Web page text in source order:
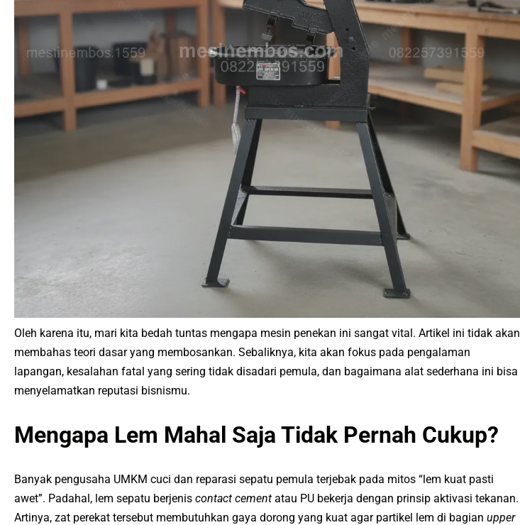
Oleh karena itu, mari kita bedah tuntas mengapa mesin penekan ini sangat vital. Artikel ini tidak akan
membahas teori dasar yang membosankan. Sebaliknya, kita akan fokus pada pengalaman
lapangan, kesalahan fatal yang sering tidak disadari pemula, dan bagaimana alat sederhana ini bisa
menyelamatkan reputasi bisnismu.
Mengapa Lem Mahal Saja Tidak Pernah Cukup?
Banyak pengusaha UMKM cuci dan reparasi sepatu pemula terjebak pada mitos “lem kuat pasti
awet”. Padahal, lem sepatu berjenis contact cement atau PU bekerja dengan prinsip aktivasi tekanan.
Artinya, zat perekat tersebut membutuhkan gaya dorong yang kuat agar partikel lem di bagian upper